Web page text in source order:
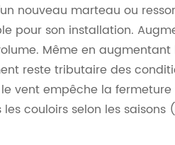
nouveau marteau ou
pour son installation.
Même en augmentant
reste tributaire des
vent empêche la
couloirs selon les saisons